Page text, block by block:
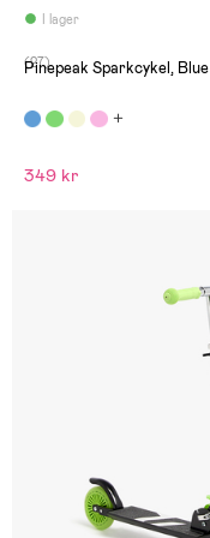
I lager
(27)
Pinepeak Sparkcykel, Blue
349 kr